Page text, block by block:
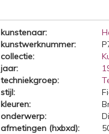
kunstenaar:
kunstwerknummer:
collectie:
jaar:
techniekgroep:
stijl:
kleuren:
onderwerp:
afmetingen (hxbxd):